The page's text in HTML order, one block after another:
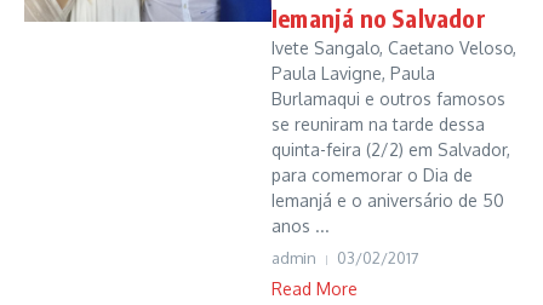
Iemanjá no Salvador
Ivete Sangalo, Caetano Veloso,
Paula Lavigne, Paula
Burlamaqui e outros famosos
se reuniram na tarde dessa
quinta-feira (2/2) em Salvador,
para comemorar o Dia de
Iemanjá e o aniversário de 50
anos ...
admin 03/02/2017
Read More